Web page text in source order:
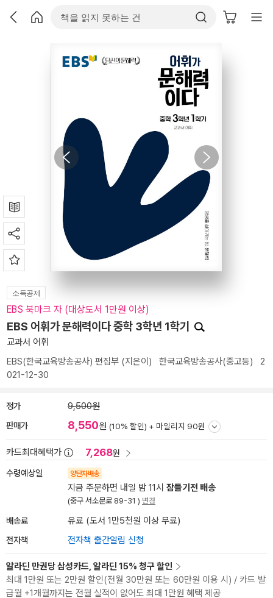
소득공제
EBS 북마크 자 (대상도서 1만원 이상)
EBS 어휘가 문해력이다 중학 3학년 1학기
교과서 어휘
EBS(한국교육방송공사) 편집부 (지은이) 한국교육방송공사(중고등) 2
021-12-30
정가 9,500원
판매가 8,550원 (10% 할인) + 마일리지 90원
카드최대혜택가 7,268원
수령예상일 양탄자배송
지금 주문하면 내일 밤 11시 잠들기전 배송
(중구 서소문로 89-31 ) 변경
배송료 유료 (도서 1만5천원 이상 무료)
전자책 전자책 출간알림 신청
알라딘 만권당 삼성카드, 알라딘 15% 청구 할인
최대 1만원 또는 2만원 할인(전월 30만원 또는 60만원 이용 시) / 카드 발
급월 +1개월까지는 전월 실적이 없어도 최대 1만원 혜택 제공